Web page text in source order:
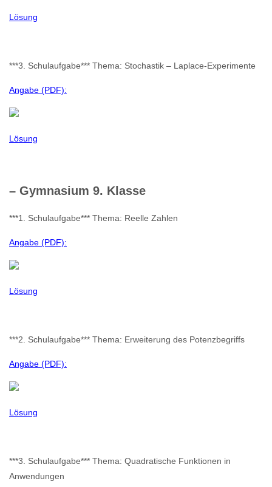
Lösung
***3. Schulaufgabe*** Thema: Stochastik – Laplace-Experimente
Angabe (PDF):
Lösung
– Gymnasium 9. Klasse
***1. Schulaufgabe*** Thema: Reelle Zahlen
Angabe (PDF):
Lösung
***2. Schulaufgabe*** Thema: Erweiterung des Potenzbegriffs
Angabe (PDF):
Lösung
***3. Schulaufgabe*** Thema: Quadratische Funktionen in
Anwendungen